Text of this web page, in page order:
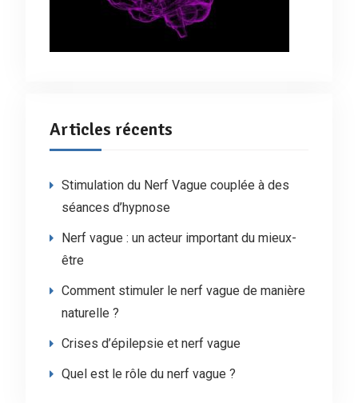
Articles récents
Stimulation du Nerf Vague couplée à des
séances d’hypnose
Nerf vague : un acteur important du mieux-
être
Comment stimuler le nerf vague de manière
naturelle ?
Crises d’épilepsie et nerf vague
Quel est le rôle du nerf vague ?